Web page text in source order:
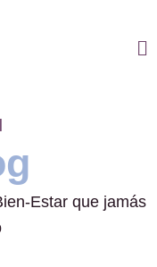
Estar que jamás